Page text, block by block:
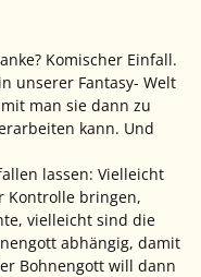
Komischer Einfall.
unserer Fantasy- Welt
man sie dann zu
kann. Und
lassen: Vielleicht
Kontrolle bringen,
vielleicht sind die
abhängig, damit
Bohnengott will dann